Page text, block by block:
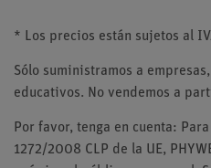
* Los precios están sujetos al
Sólo suministramos a
educativos. No vendemos a
Por favor, tenga en cuenta:
1272/2008 CLP de la UE,